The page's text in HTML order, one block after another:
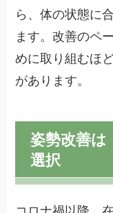
ら、体の状態に
ます。改善のペ
めに取り組むほ
があります。
姿勢改善は
選択